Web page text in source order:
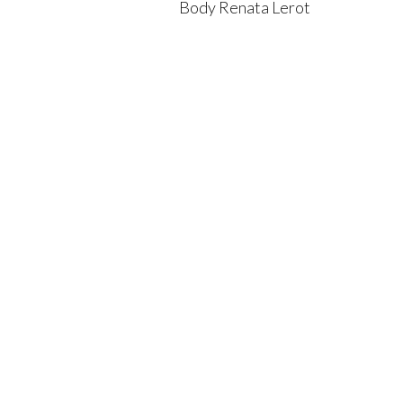
Body Renata Lerot